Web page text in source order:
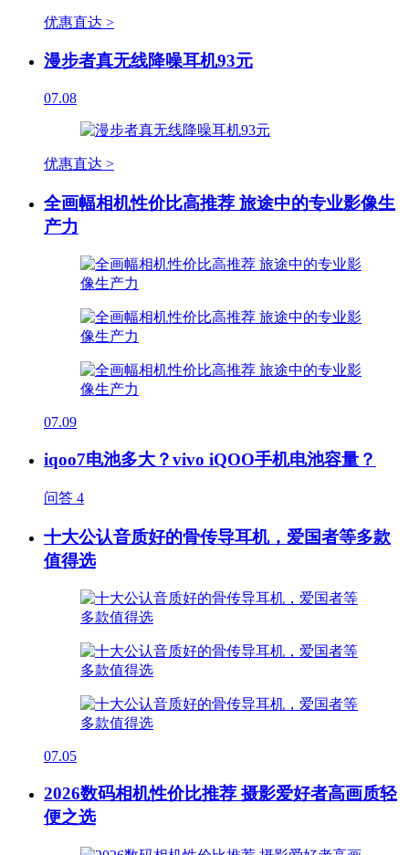
优惠直达 >
漫步者真无线降噪耳机93元
07.08
优惠直达 >
全画幅相机性价比高推荐 旅途中的专业影像生
产力
07.09
iqoo7电池多大？vivo iQOO手机电池容量？
问答 4
十大公认音质好的骨传导耳机，爱国者等多款
值得选
07.05
2026数码相机性价比推荐 摄影爱好者高画质轻
便之选